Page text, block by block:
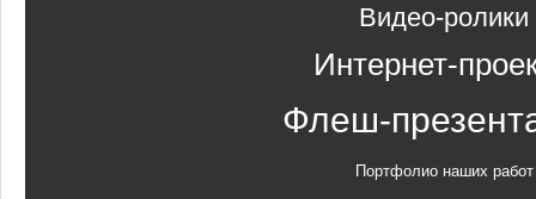
Видео-ролики
Интернет-
Флеш-
Портфолио наших работ